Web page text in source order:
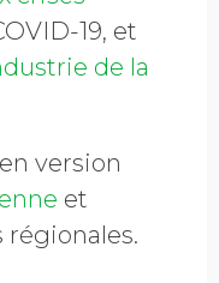
19, et
de la
version
et
régionales.